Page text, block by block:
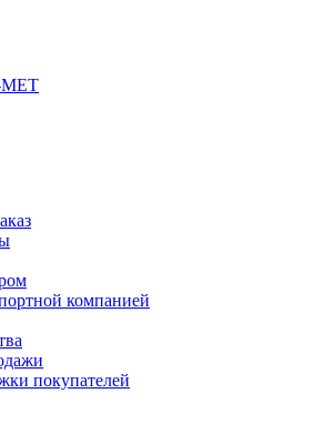
МЕТ
компанией
покупателей